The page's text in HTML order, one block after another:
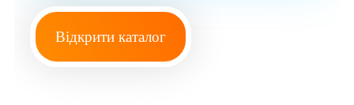
Відкрити каталог